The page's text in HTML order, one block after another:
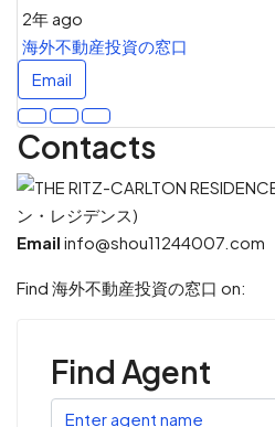
2年 ago
海外不動産投資の窓口
Email
Contacts
Email info@shou11244007.com
Find 海外不動産投資の窓口 on:
Find Agent